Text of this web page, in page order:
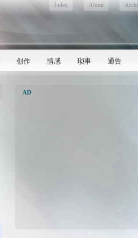
Index About
创作 情感 琐事 通告
AD